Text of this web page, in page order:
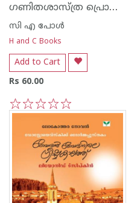
ഗണിതശാസ്ത്ര പ്രൊജക്ടുകള്‍
സി എ പോള്‍
H and C Books
Add to Cart
Rs 60.00
5
4
3
2
1